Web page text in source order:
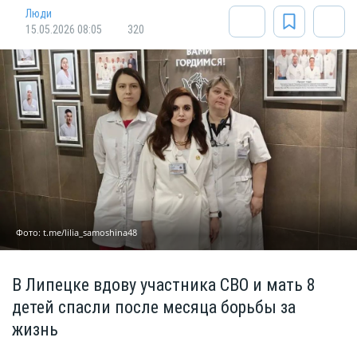
Люди
15.05.2026 08:05
320
Фото: t.me/lilia_samoshina48
В Липецке вдову участника СВО и мать 8
детей спасли после месяца борьбы за
жизнь